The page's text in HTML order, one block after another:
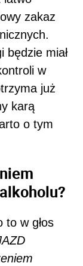
zakaz
będzie miał
w
już
karą
o tym
to w głos